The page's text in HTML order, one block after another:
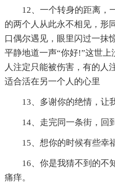
12、一个转身的距离，
的两个人从此永不相见，形
口偶尔遇见，眼里闪过一抹
平静地道一声“你好!”这世
人注定只能被伤害，有的人
适合活在另一个人的心里
13、多谢你的绝情，让
14、走完同一条街，回
15、想你的时候有些幸
16、你是我猜不到的不
痛痒。